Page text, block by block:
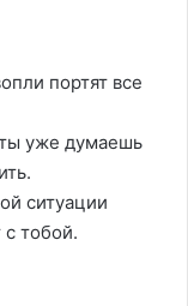
портят все
уже думаешь
ситуации
с тобой.